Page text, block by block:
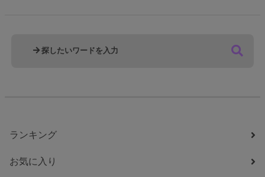
ランキング
お気に入り